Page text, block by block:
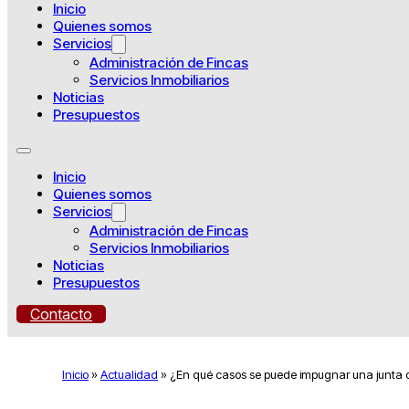
Inicio
Quienes somos
Servicios
Administración de Fincas
Servicios Inmobiliarios
Noticias
Presupuestos
Inicio
Quienes somos
Servicios
Administración de Fincas
Servicios Inmobiliarios
Noticias
Presupuestos
Contacto
Inicio» Actualidad » ¿En qué casos se puede impugnar una junta